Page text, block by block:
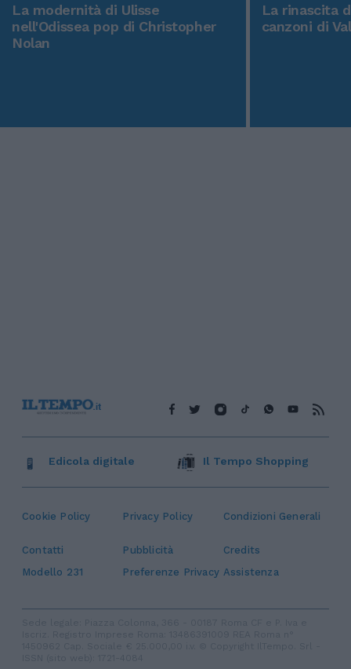
La modernità di Ulisse
nell'Odissea pop di Christopher
Nolan
La rinascita
canzoni di
Cookie Policy Privacy Policy Condizioni Generali
Contatti Pubblicità
Credits
Modello 231
Preferenze Privacy Assistenza
Edicola digitale Il Tempo Shopping